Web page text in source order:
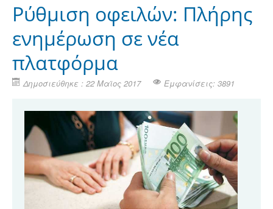
Ρύθμιση οφειλών: Πλήρης
ενημέρωση σε νέα
πλατφόρμα
Δημοσιεύθηκε : 22 Μαϊος 2017 Εμφανίσεις: 3891